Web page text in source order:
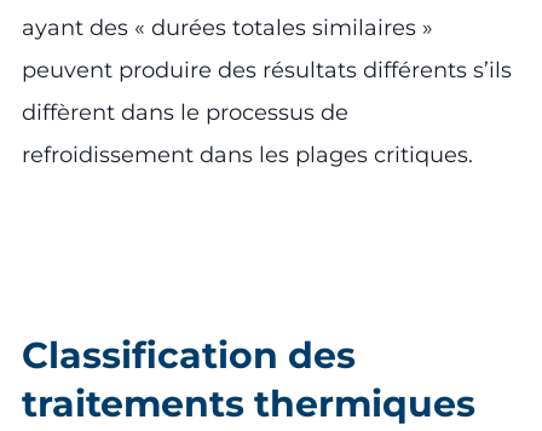
ayant des « durées totales similaires »
peuvent produire des résultats différents s’ils
diffèrent dans le processus de
refroidissement dans les plages critiques.
Classification des
traitements thermiques